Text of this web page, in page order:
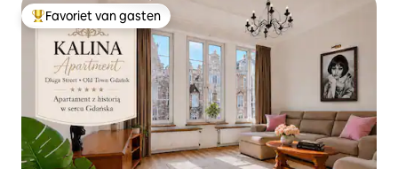
Topfavoriet van gasten
Favoriet van gasten